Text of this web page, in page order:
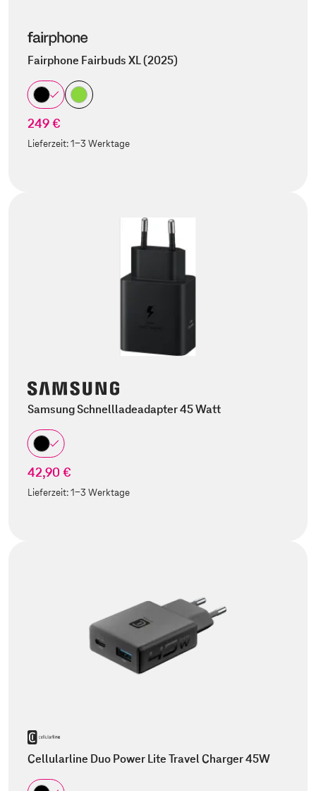
Fairphone Fairbuds XL (2025)
249 €
Lieferzeit:1-3 Werktage
Samsung Schnellladeadapter 45 Watt
42,90 €
Lieferzeit:1-3 Werktage
Cellularline Duo Power Lite Travel Charger 45W